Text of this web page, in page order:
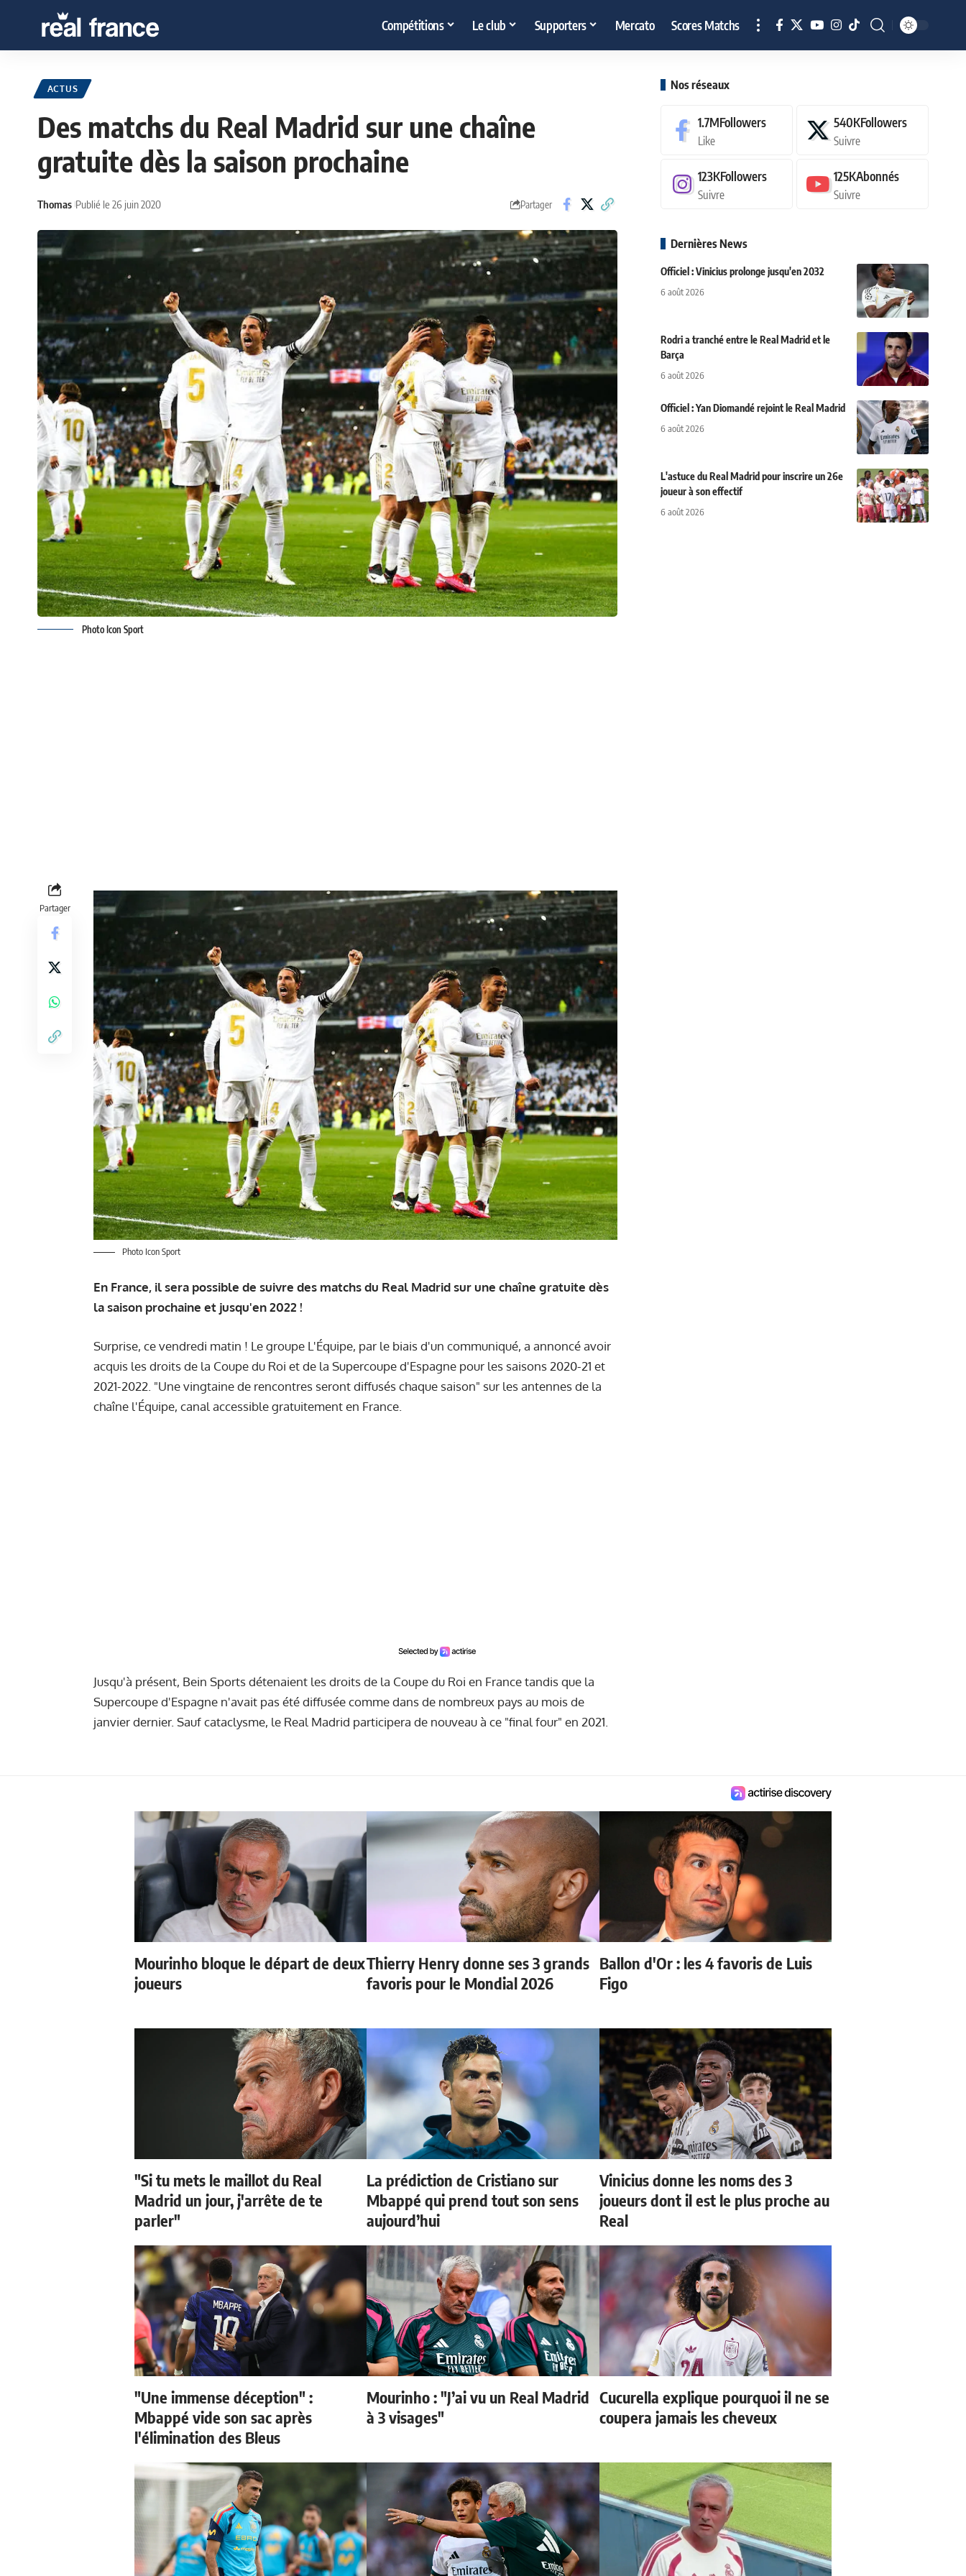
Compétitions Le club Supporters Mercato Scores Matchs
ACTUS
Des matchs du Real Madrid sur une chaîne
gratuite dès la saison prochaine
Thomas Publié le 26 juin 2020 Partager
Photo Icon Sport
Partager
Photo Icon Sport
En France, il sera possible de suivre des matchs du Real Madrid sur une chaîne gratuite dès
la saison prochaine et jusqu'en 2022 !
Surprise, ce vendredi matin ! Le groupe L'Équipe, par le biais d'un communiqué, a annoncé avoir
acquis les droits de la Coupe du Roi et de la Supercoupe d'Espagne pour les saisons 2020-21 et
2021-2022. "Une vingtaine de rencontres seront diffusés chaque saison" sur les antennes de la
chaîne l'Équipe, canal accessible gratuitement en France.
Jusqu'à présent, Bein Sports détenaient les droits de la Coupe du Roi en France tandis que la
Supercoupe d'Espagne n'avait pas été diffusée comme dans de nombreux pays au mois de
janvier dernier. Sauf cataclysme, le Real Madrid participera de nouveau à ce "final four" en 2021.
Nos réseaux
1.7MFollowers
Like
540KFollowers
Suivre
123KFollowers
Suivre
125KAbonnés
Suivre
Dernières News
Officiel : Vinicius prolonge jusqu'en 2032
6 août 2026
Rodri a tranché entre le Real Madrid et le
Barça
6 août 2026
Officiel : Yan Diomandé rejoint le Real Madrid
6 août 2026
L'astuce du Real Madrid pour inscrire un 26e
joueur à son effectif
6 août 2026
Mourinho bloque le départ de deux
joueurs
Thierry Henry donne ses 3 grands
favoris pour le Mondial 2026
Ballon d'Or : les 4 favoris de Luis
Figo
"Si tu mets le maillot du Real
Madrid un jour, j'arrête de te
parler"
La prédiction de Cristiano sur
Mbappé qui prend tout son sens
aujourd’hui
Vinicius donne les noms des 3
joueurs dont il est le plus proche au
Real
"Une immense déception" :
Mbappé vide son sac après
l'élimination des Bleus
Mourinho : "J’ai vu un Real Madrid
à 3 visages"
Cucurella explique pourquoi il ne se
coupera jamais les cheveux